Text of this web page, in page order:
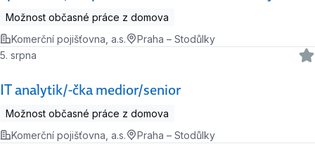
Možnost občasné práce z domova
Komerční pojišťovna, a.s.
Praha – Stodůlky
IT analytik/-čka medior/senior
5. srpna
Možnost občasné práce z domova
Komerční pojišťovna, a.s.
Praha – Stodůlky